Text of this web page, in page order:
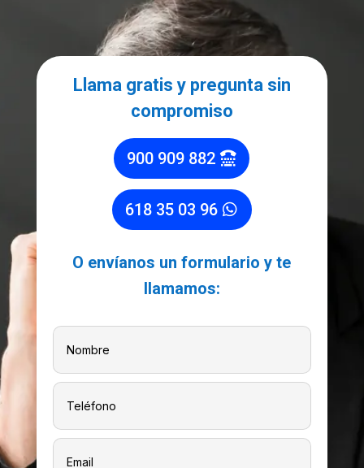
Llama gratis y pregunta sin
compromiso
900 909 882
618 35 03 96
O envíanos un formulario y te
llamamos: